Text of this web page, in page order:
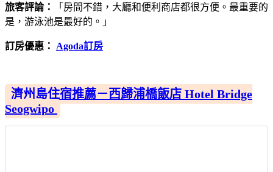
旅客評論：
「房間不錯，大廳和便利商店都很方便。最重要的
是，游泳池是最好的。」
訂房優惠： Agoda訂房
濟州島住宿推薦－西歸浦橋飯店 Hotel Bridge
Seogwipo